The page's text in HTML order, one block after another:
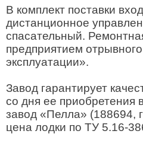
В комплект поставки
дистанционное
спасательный.
предприятием
эксплуатации».
Завод гарантирует
со дня ее приобретения
завод «Пелла» (188694,
цена лодки по ТУ 5.16-